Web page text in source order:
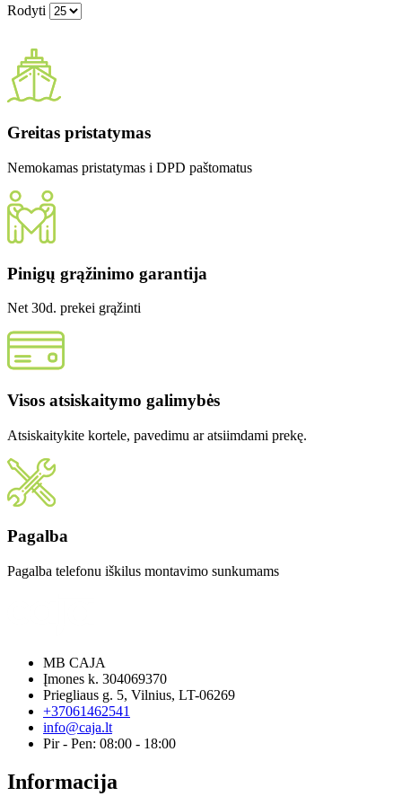
Rodyti
Greitas pristatymas
Nemokamas pristatymas i DPD paštomatus
Pinigų grąžinimo garantija
Net 30d. prekei grąžinti
Visos atsiskaitymo galimybės
Atsiskaitykite kortele, pavedimu ar atsiimdami prekę.
Pagalba
Pagalba telefonu iškilus montavimo sunkumams
MB CAJA
Įmones k. 304069370
Priegliaus g. 5, Vilnius, LT-06269
+37061462541
info@caja.lt
Pir - Pen: 08:00 - 18:00
Informacija